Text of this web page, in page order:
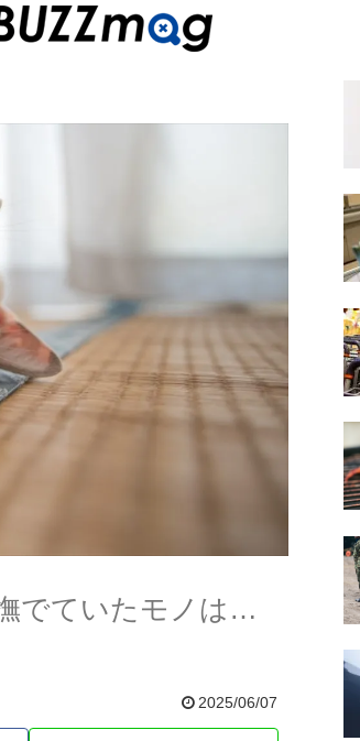
でていたモノは…
2025/06/07